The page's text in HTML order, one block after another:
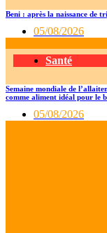
Beni : après la naissance de
05/08/2026
Santé
Semaine mondiale de
comme aliment idéal pour le
05/08/2026